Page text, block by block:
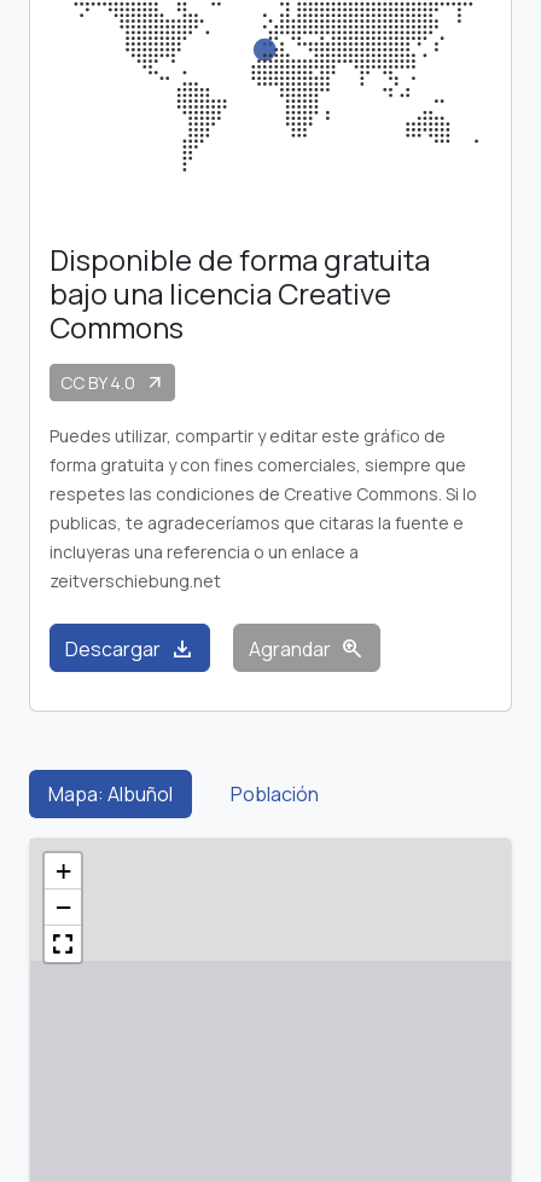
Disponible de forma gratuita
bajo una licencia Creative
Commons
CC BY 4.0 arrow_outward
Puedes utilizar, compartir y editar este gráfico de
forma gratuita y con fines comerciales, siempre que
respetes las condiciones de Creative Commons. Si lo
publicas, te agradeceríamos que citaras la fuente e
incluyeras una referencia o un enlace a
zeitverschiebung.net
Descargar download Agrandar zoom_in
Mapa: Albuñol Población
+
−